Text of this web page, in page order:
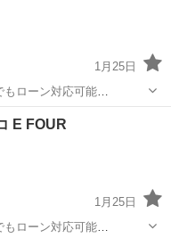
1月25日
の方 ２、パートを
等をされた方やローンが
E FOUR
1月25日